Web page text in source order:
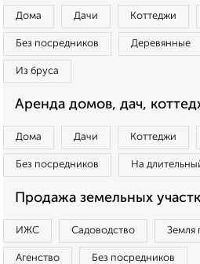
Дома Дачи Коттеджи
Без посредников Деревянные
Из бруса
Аренда домов, дач,
Дома Дачи Коттеджи
Без посредников На
Продажа земельных
ИЖС Садоводство Земля
Агенство Без посредников